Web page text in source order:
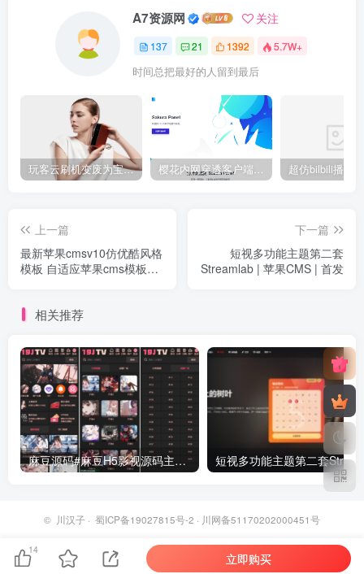
A7资源网 关注
137 21 1392 5.7W+
时间总把最好的人留到最后
玩客云刷机变废为宝 刷Armbian系统/安装宝塔5.9/安装博客Typecho/网盘系统Cloudreve/免费内网穿透 详细教程 樱花内网穿透客户端网站源代码，2020 重制版
上一篇
最新苹果cmsv10仿优酷风格
模板 自适应苹果cms模板
下一篇
短视多功能主题第二套
Streamlab | 苹果CMS | 首发
相关推荐
麻豆源码#麻豆H5影视源码主题模版下载 苹果CMS V10版
© 川汉子 · 蜀ICP备19027815号-2 · 川网备51170202000451号
14
立即购买